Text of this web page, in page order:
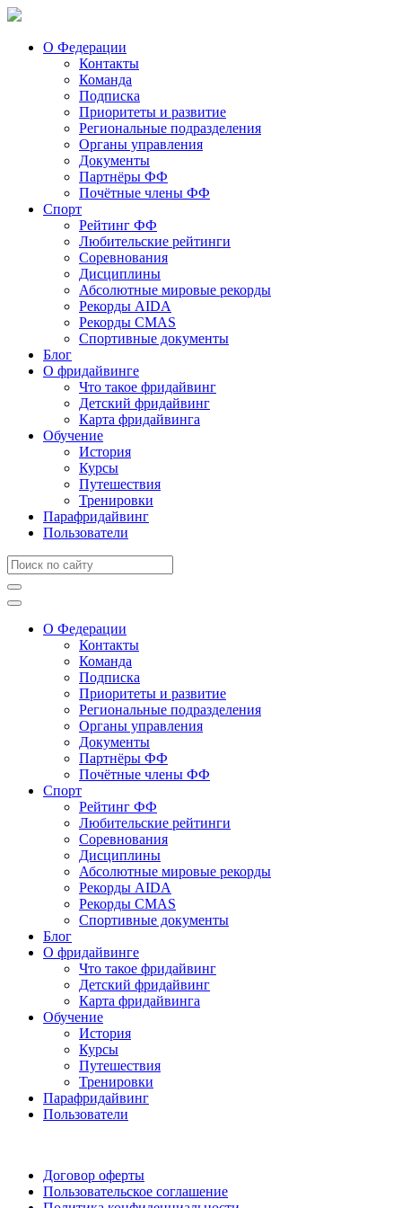
О Федерации
Контакты
Команда
Подписка
Приоритеты и развитие
Региональные подразделения
Органы управления
Документы
Партнёры ФФ
Почётные члены ФФ
Спорт
Рейтинг ФФ
Любительские рейтинги
Соревнования
Дисциплины
Абсолютные мировые рекорды
Рекорды AIDA
Рекорды CMAS
Спортивные документы
Блог
О фридайвинге
Что такое фридайвинг
Детский фридайвинг
Карта фридайвинга
Обучение
История
Курсы
Путешествия
Тренировки
Парафридайвинг
Пользователи
О Федерации
Контакты
Команда
Подписка
Приоритеты и развитие
Региональные подразделения
Органы управления
Документы
Партнёры ФФ
Почётные члены ФФ
Спорт
Рейтинг ФФ
Любительские рейтинги
Соревнования
Дисциплины
Абсолютные мировые рекорды
Рекорды AIDA
Рекорды CMAS
Спортивные документы
Блог
О фридайвинге
Что такое фридайвинг
Детский фридайвинг
Карта фридайвинга
Обучение
История
Курсы
Путешествия
Тренировки
Парафридайвинг
Пользователи
Договор оферты
Пользовательское соглашение